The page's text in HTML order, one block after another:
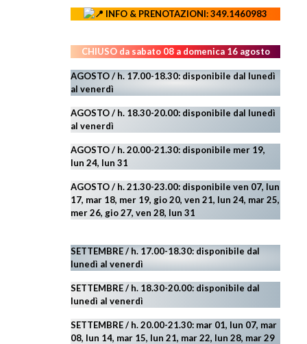
INFO & PRENOTAZIONI: 349.1460983
CHIUSO da sabato 08 a domenica 16 agosto
AGOSTO / h. 17.00-18.30: disponibile dal lunedì
al venerdì
AGOSTO/ h. 18.30-20.00: disponibile dal lunedì
al venerdì
AGOSTO / h. 20.00-21.30: disponibile mer 19,
lun 24, lun 31
AGOSTO/ h. 21.30-23.00: disponibile ven 07, lun
17, mar 18, mer 19, gio 20, ven 21, lun 24, mar 25,
mer 26, gio 27, ven 28, lun 31
SETTEMBRE / h. 17.00-18.30: disponibile dal
lunedì al venerdì
SETTEMBRE / h. 18.30-20.00: disponibile dal
lunedì al venerdì
SETTEMBRE / h. 20.00-21.30: mar 01, lun 07, mar
08, lun 14, mar 15, lun 21, mar 22, lun 28, mar 29